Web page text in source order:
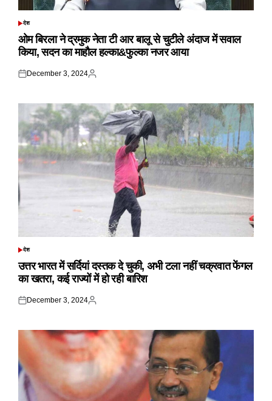
POSTED
देश
ओम बिरला ने द्रमुक नेता टी आर बालू से चुटीले अंदाज में सवाल
किया, सदन का माहौल हल्का&फुल्का नजर आया
Posted
December 3, 2024
Posted
POSTED
देश
उत्तर भारत में सर्दियां दस्तक दे चुकी, अभी टला नहीं चक्रवात फेंगल
का खतरा, कई राज्यों में हो रही बारिश
Posted
December 3, 2024
Posted